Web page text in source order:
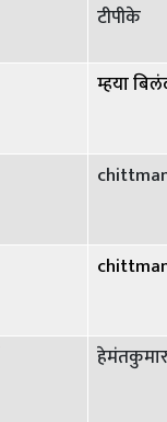
टीपीके
म्हया
हेमंतकुमार